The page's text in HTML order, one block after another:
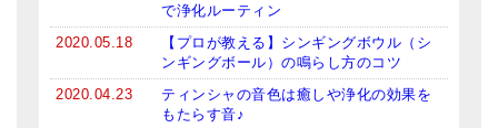
ロゴステッカー・ポストカード各種
亡命チベット人尼僧のお守り・チャーム
チベット・マントラ・ヒーリングCD
で浄化ルーティン
2020.05.18
【プロが教える】シンギングボウル（シ
ンギングボール）の鳴らし方のコツ
2020.04.23
ティンシャの音色は癒しや浄化の効果を
もたらす音♪